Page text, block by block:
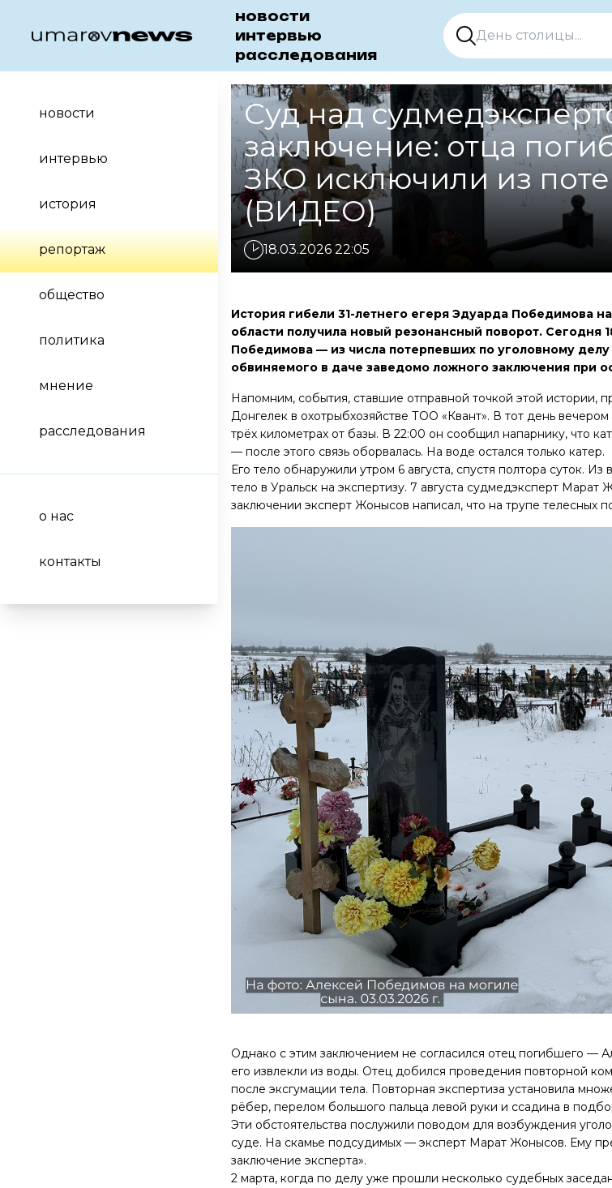
новости
интервью
расследования
новости
интервью
история
репортаж
общество
политика
мнение
расследования
о нас
контакты
Суд над
заключение: отца
ЗКО исключили из
(ВИДЕО)
18.03.2026 22:05
История гибели 31-летнего егеря Эдуарда Победимова
области получила новый резонансный поворот. Сегодня
Победимова — из числа потерпевших по уголовному
обвиняемого в даче заведомо ложного заключения при
Напомним, события, ставшие отправной точкой этой истории,
Донгелек в охотрыбхозяйстве ТОО «Квант». В тот день
трёх километрах от базы. В 22:00 он сообщил напарнику, что
— после этого связь оборвалась. На воде остался только катер.
Его тело обнаружили утром 6 августа, спустя полтора суток.
тело в Уральск на экспертизу. 7 августа судмедэксперт
заключении эксперт Жонысов написал, что на трупе телесных
Однако с этим заключением не согласился отец погибшего —
его извлекли из воды. Отец добился проведения повторной
после эксгумации тела. Повторная экспертиза установила
рёбер, перелом большого пальца левой руки и ссадина в
Эти обстоятельства послужили поводом для возбуждения
суде. На скамье подсудимых — эксперт Марат Жонысов. Ему
заключение эксперта».
2 марта, когда по делу уже прошли несколько судебных